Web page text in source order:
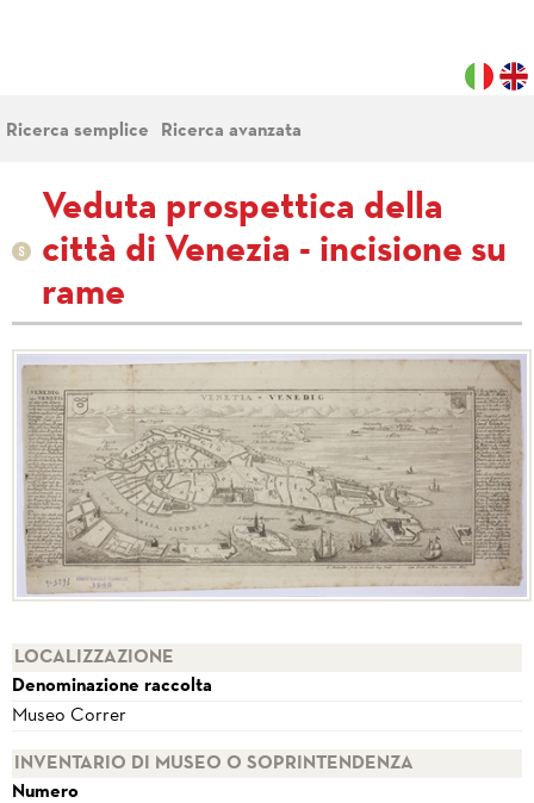
Ricerca semplice Ricerca avanzata
Veduta prospettica della
città di Venezia - incisione su
rame
LOCALIZZAZIONE
Denominazione raccolta
Museo Correr
INVENTARIO DI MUSEO O SOPRINTENDENZA
Numero